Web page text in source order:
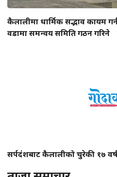
कैलालीमा धार्मिक सद्भाव कायम
वडामा समन्वय समिति गठन गरिने
सर्पदंशबाट कैलालीको चुरेकी १७